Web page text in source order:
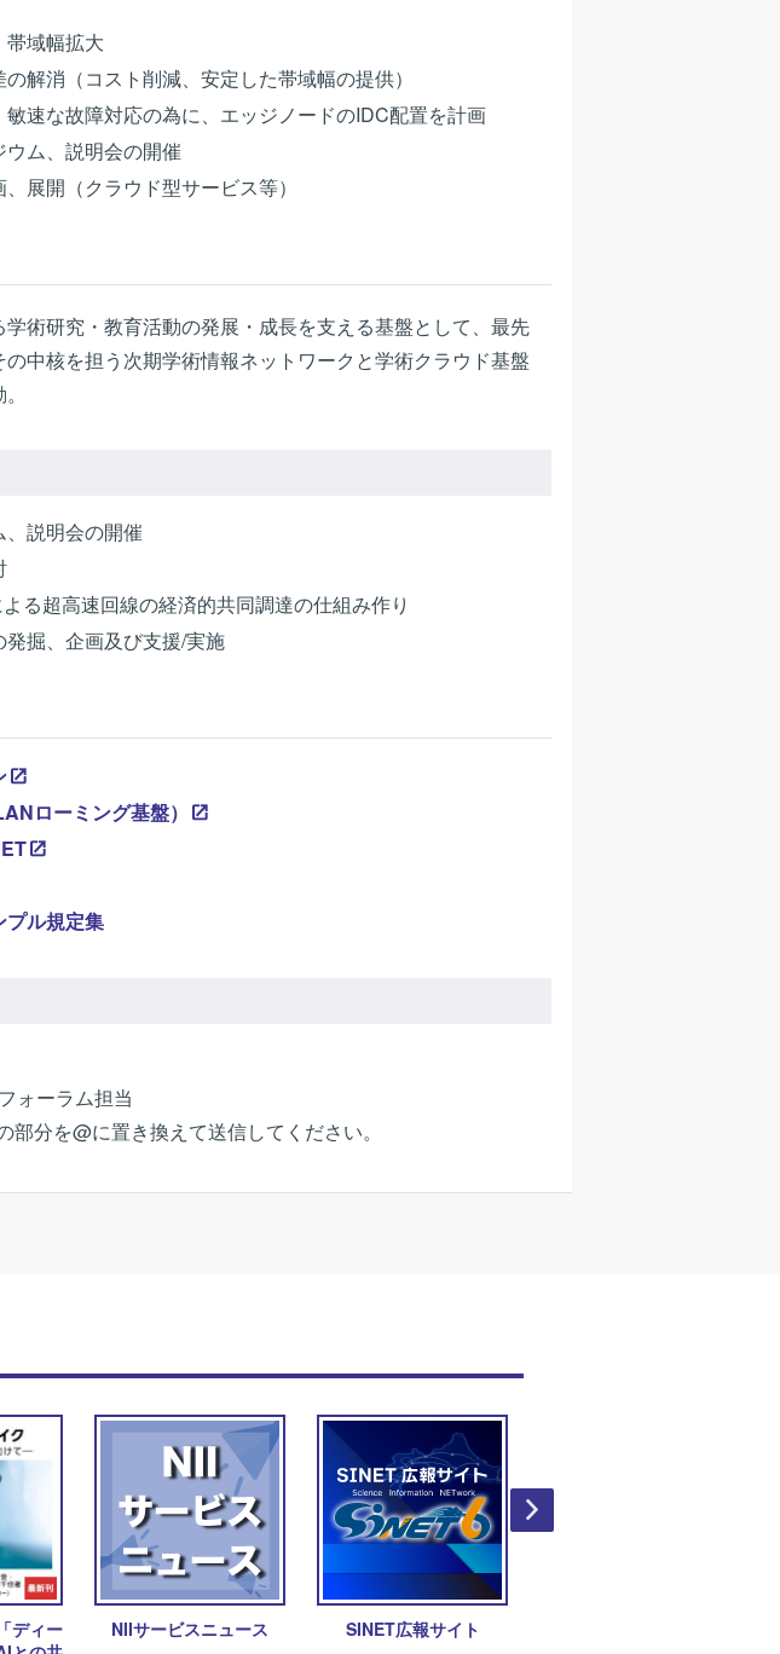
域幅拡大
解消（コスト削減、安定した帯域幅の提供）
速な故障対応の為に、エッジノードのIDC配置を計画
ム、説明会の開催
展開（クラウド型サービス等）
術研究・教育活動の発展・成長を支える基盤として、最先
の中核を担う次期学術情報ネットワーク と学術クラウド基盤
説明会の開催
る超高速回線の経済的共同調達の仕組み作り
掘、企画及び支援/実施
ローミング基盤）
プル規定集
ォーラム担当
分を@に置き換えて送信してください。
ディー
NIIサービスニュース SINET広報サイト